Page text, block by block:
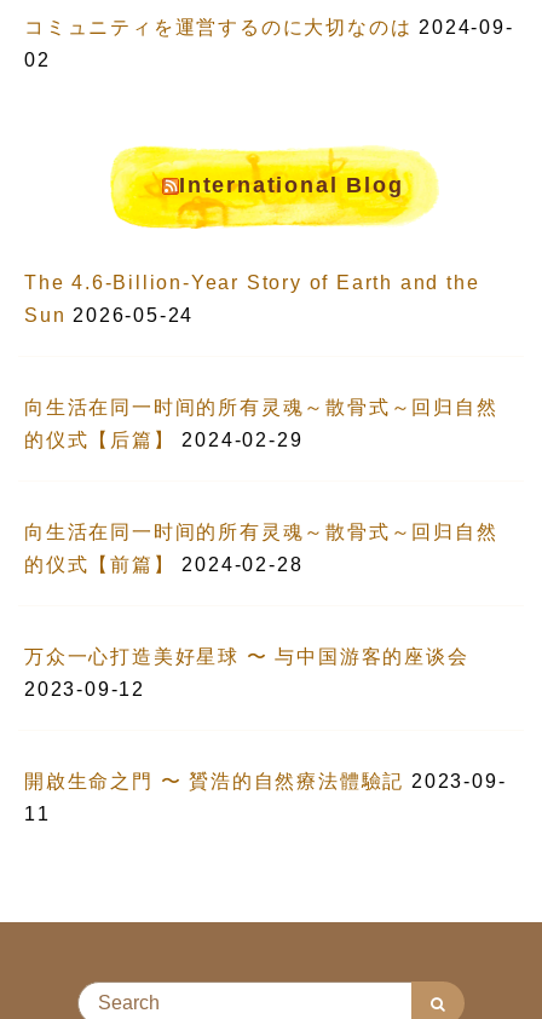
コミュニティを運営するのに大切なのは 2024-09-
02
International Blog
The 4.6-Billion-Year Story of Earth and the
Sun 2026-05-24
向生活在同一时间的所有灵魂～散骨式～回归自然
的仪式【后篇】
2024-02-29
向生活在同一时间的所有灵魂～散骨式～回归自然
的仪式【前篇】
2024-02-28
万众一心打造美好星球 〜 与中国游客的座谈会
2023-09-12
開啟生命之門 〜 贇浩的自然療法體驗記 2023-09-
11